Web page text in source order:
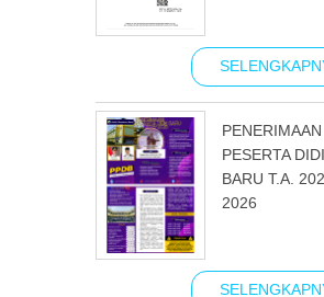
PENERIMAAN
PESERTA
BARU T.A.
2026